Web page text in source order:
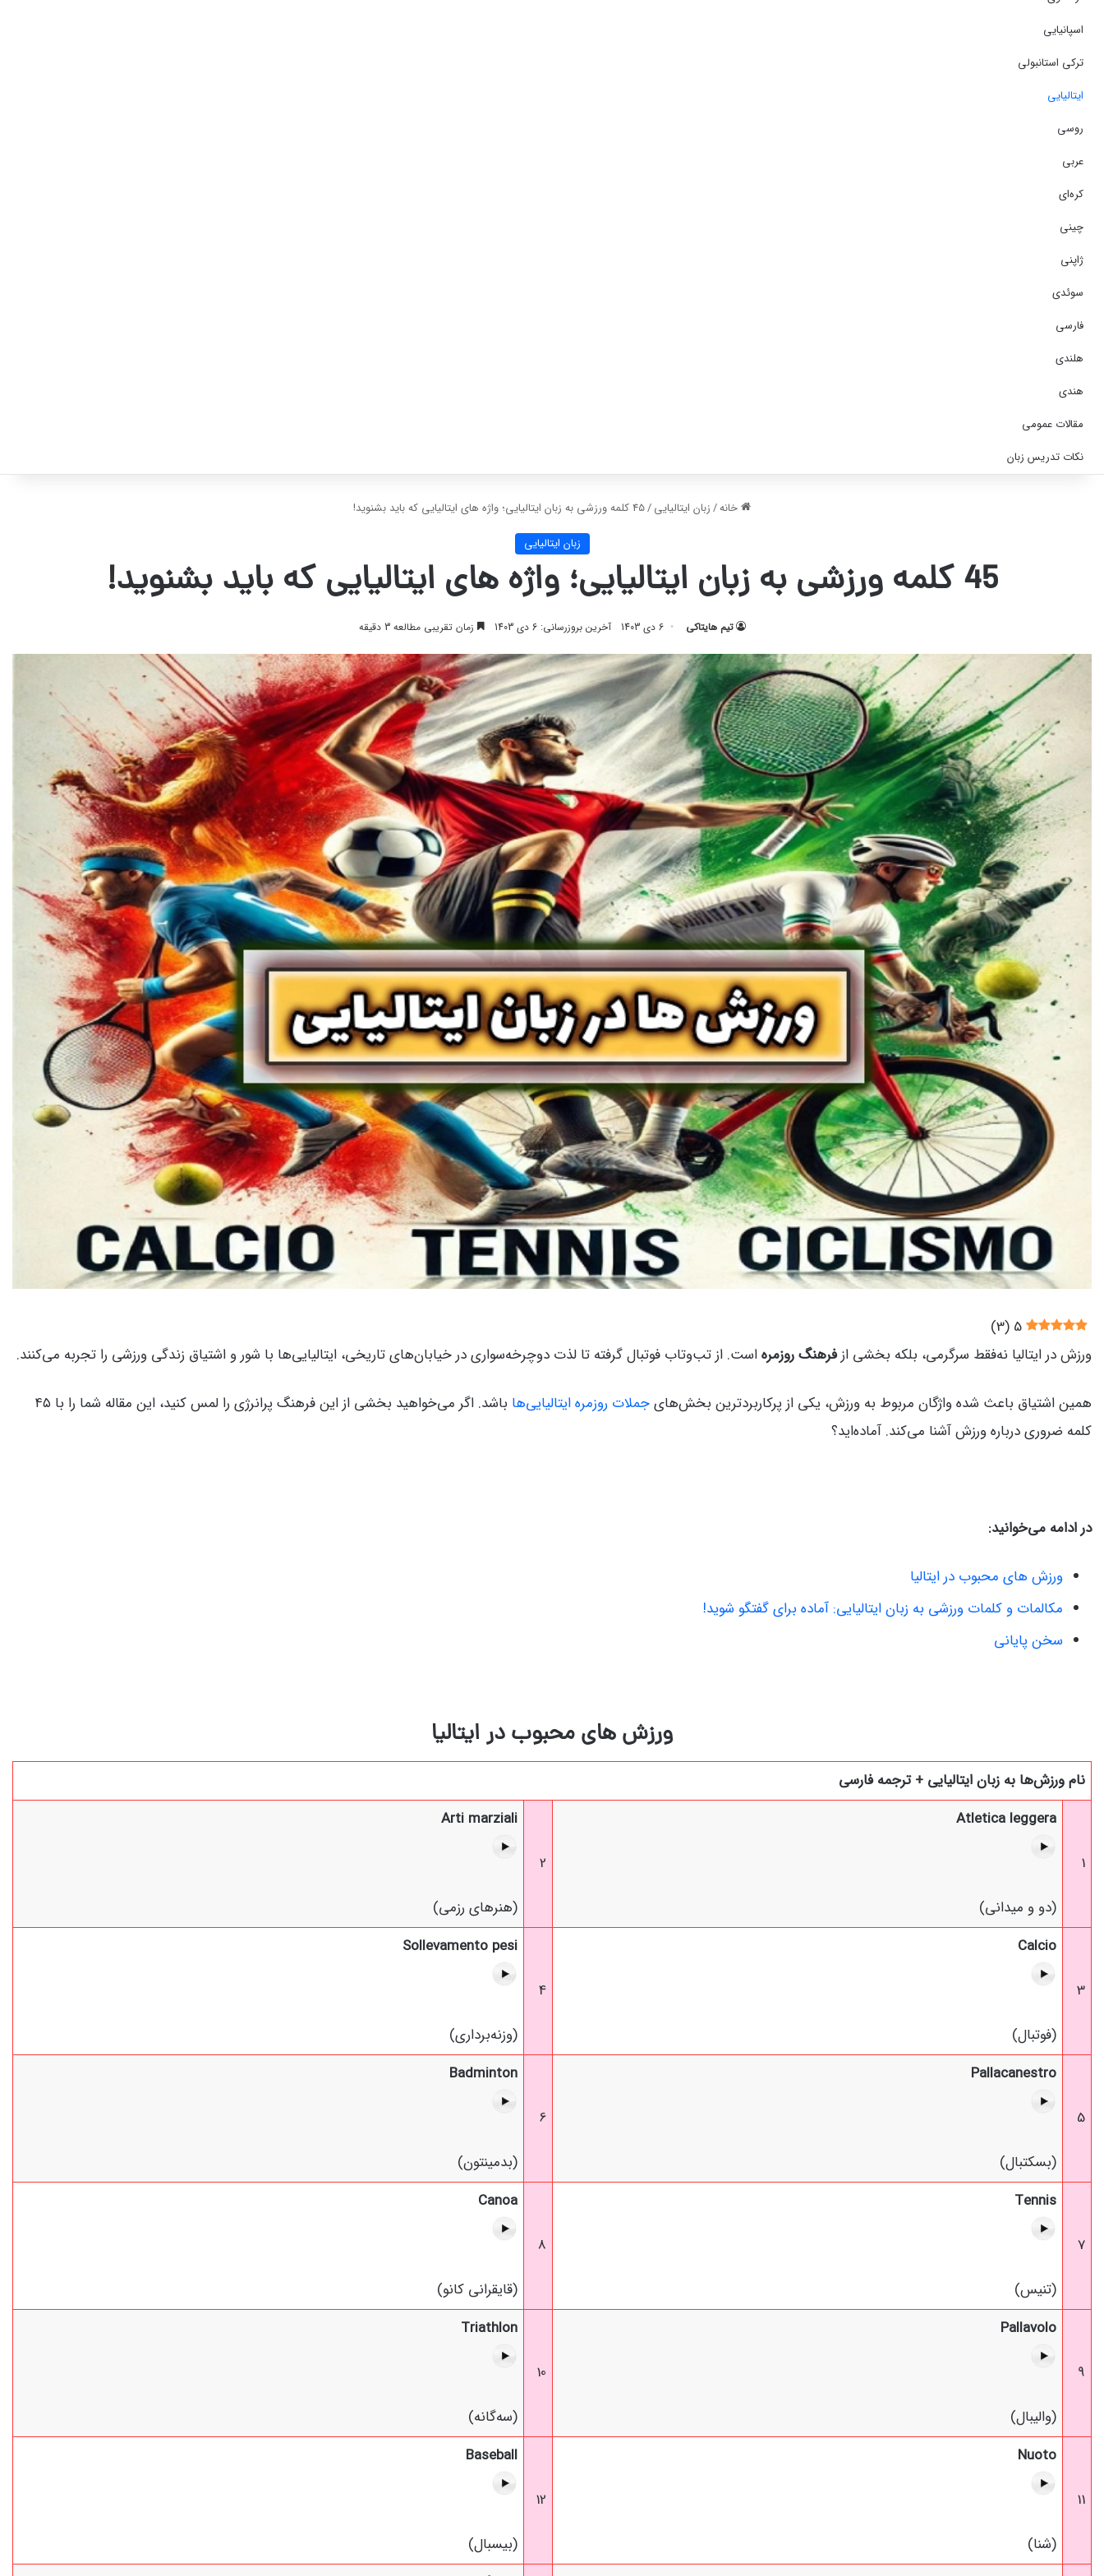
اسپانیایی
ترکی استانبولی
ایتالیایی
روسی
عربی
کره‌ای
چینی
ژاپنی
سوئدی
فارسی
هلندی
هندی
مقالات عمومی
نکات تدریس زبان
خانه/زبان ایتالیایی/45 کلمه ورزشی به زبان ایتالیایی؛ واژه های ایتالیایی که باید بشنوید!
زبان ایتالیایی
45 کلمه ورزشی به زبان ایتالیایی؛ واژه های ایتالیایی که باید بشنوید!
تیم هایتاکی 6 دی 1403 آخرین بروزرسانی: 6 دی 1403 زمان تقریبی مطالعه 3 دقیقه
5
(
3
)
ورزش در ایتالیا نه‌فقط سرگرمی، بلکه بخشی ازفرهنگ روزمرهاست. از تب‌وتاب فوتبال گرفته تا لذت دوچرخه‌سواری در خیابان‌های تاریخی، ایتالیایی‌ها با شور و اشتیاق زندگی ورزشی را تجربه می‌کنند.
همین اشتیاق باعث شده واژگان مربوط به ورزش، یکی از پرکاربردترین بخش‌هایجملات روزمره ایتالیایی‌ها
باشد. اگر می‌خواهید بخشی از این فرهنگ پرانرژی را لمس کنید، این مقاله شما را با ۴۵
کلمه ضروری درباره ورزش آشنا می‌کند. آماده‌اید؟
در ادامه می‌خوانید:
ورزش های محبوب در ایتالیا
مکالمات و کلمات ورزشی به زبان ایتالیایی: آماده برای گفتگو شوید!
سخن پایانی
ورزش های محبوب در ایتالیا
نام ورزش‌ها به زبان ایتالیایی + ترجمه فارسی
1
Atletica leggera
(دو و میدانی)
2
Arti marziali
(هنرهای رزمی)
3
Calcio
(فوتبال)
4
Sollevamento pesi
(وزنه‌برداری)
5
Pallacanestro
(بسکتبال)
6
Badminton
(بدمینتون)
7
Tennis
(تنیس)
8
Canoa
(قایقرانی کانو)
9
Pallavolo
(والیبال)
10
Triathlon
(سه‌گانه)
11
Nuoto
(شنا)
12
Baseball
(بیسبال)